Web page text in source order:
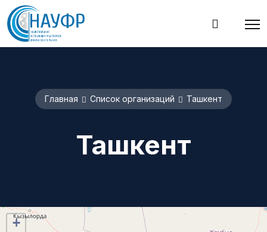
Главная Список организаций Ташкент
Ташкент
+